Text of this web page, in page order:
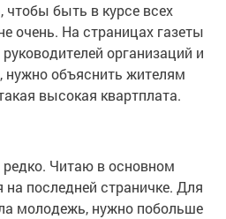
чтобы быть в курсе всех
очень. На страницах газеты
ор­ганизаций и
нужно объ­яснить жителям
вы­сокая квартплата.
редко. Читаю в основном
на последней страничке. Для
молодежь, нужно побольше